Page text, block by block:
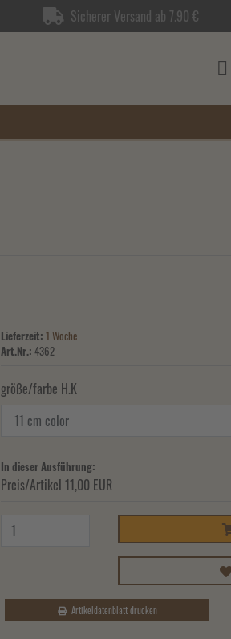
Sicherer Versand ab 7.90 €
Lieferzeit: 1 Woche
Art.Nr.: 4362
größe/farbe H.K
In dieser Ausführung:
Preis/Artikel 11,00 EUR
Artikeldatenblatt drucken